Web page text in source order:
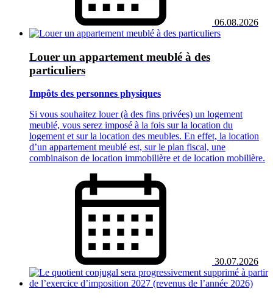
06.08.2026
Louer un appartement meublé à des
particuliers
Impôts des personnes physiques
Si vous souhaitez louer (à des fins privées) un logement
meublé, vous serez imposé à la fois sur la location du
logement et sur la location des meubles. En effet, la location
d’un appartement meublé est, sur le plan fiscal, une
combinaison de location immobilière et de location mobilière.
30.07.2026